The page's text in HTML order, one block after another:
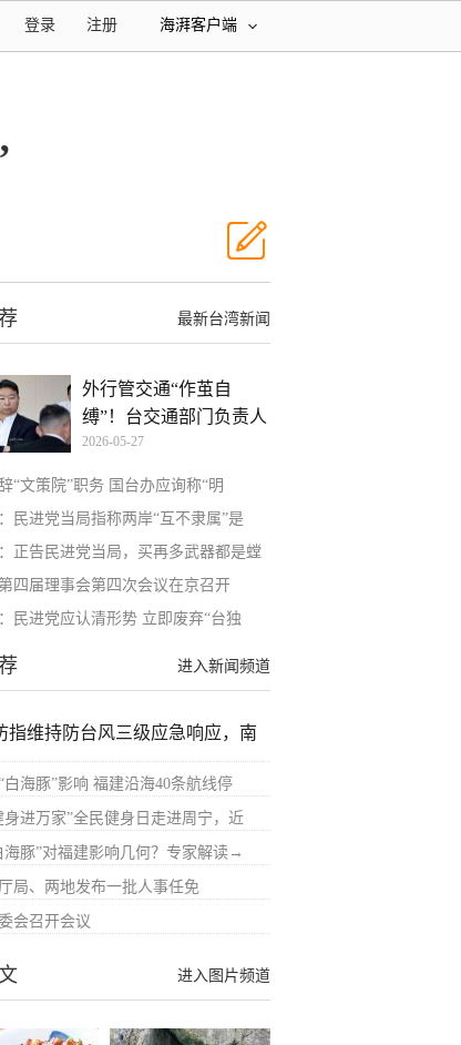
海湃客户端
注册
登录
最新台湾新闻
外行管交通“作茧自
缚”！台交通部门负责人
被
2026-05-27
“文策院”职务 国台办应询称“明
民进党当局指称两岸“互不隶属”是
正告民进党当局，买再多武器都是螳
四届理事会第四次会议在京召开
民进党应认清形势 立即废弃“台独
进入新闻频道
指维持防台风三级应急响应，南
白海豚”影响 福建沿海40条航线停
身进万家”全民健身日走进周宁，近
海豚”对福建影响几何？专家解读→
局、两地发布一批人事任免
会召开会议
进入图片频道